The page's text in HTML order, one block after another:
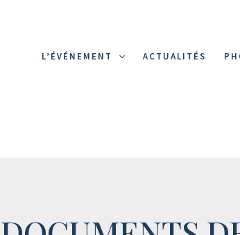
L’ÉVÉNEMENT ACTUALITÉS